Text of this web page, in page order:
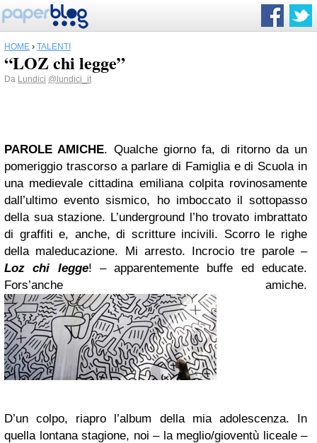
HOME › TALENTI
“LOZ chi legge”
Da Lundici @lundici_it
PAROLE AMICHE. Qualche giorno fa, di ritorno da un
pomeriggio trascorso a parlare di Famiglia e di Scuola in
una medievale cittadina emiliana colpita rovinosamente
dall’ultimo evento sismico, ho imboccato il sottopasso
della sua stazione. L’underground l’ho trovato imbrattato
di graffiti e, anche, di scritture incivili. Scorro le righe
della maleducazione. Mi arresto. Incrocio tre parole –
Loz chi legge! – apparentemente buffe ed educate.
Fors’anche amiche.
D’un colpo, riapro l’album della mia adolescenza. In
quella lontana stagione, noi – la meglio/gioventù liceale –